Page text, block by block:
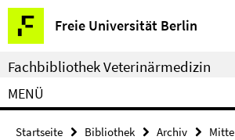
Springe
direkt
zu
Inhalt
Freie Universität Berlin
Service-
Navigation
Fachbibliothek Veterinärmedizin
MENÜ
Startseite Bibliothek Archiv Mitte